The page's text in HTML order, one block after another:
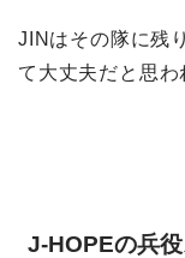
JINはその隊に残
て大丈夫だと思わ
J-HOPEの兵